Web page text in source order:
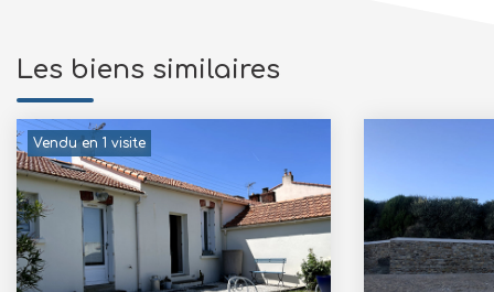
Les biens similaires
Vendu en 1 visite